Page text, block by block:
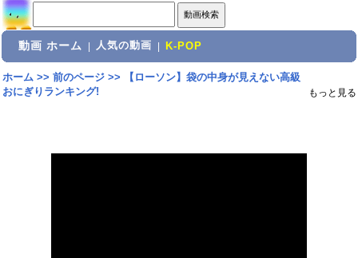
動画 ホーム 人気の動画 K-POP
ホーム>> 前のページ>>
【ローソン】袋の中身が見えない高級
おにぎりランキング!
もっと見る